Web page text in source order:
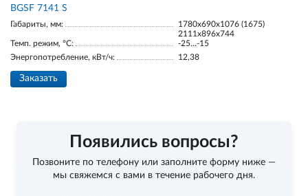
BGSF 7141 S
Габариты, мм:
1780х690х1076 (1675)
2111х896х744
Темп. режим, °С:
-25…-15
Энергопотребление, кВт/ч:
12,38
Заказать
Появились вопросы?
Позвоните по телефону или заполните форму ниже —
мы свяжемся с вами в течение рабочего дня.